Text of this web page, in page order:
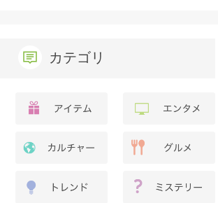
カテゴリ